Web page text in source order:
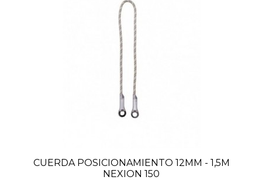
CUERDA POSICIONAMIENTO 12MM - 1,5M
NEXION 150